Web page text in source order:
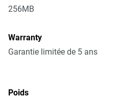
256MB
Warranty
Garantie limitée de 5 ans
Poids